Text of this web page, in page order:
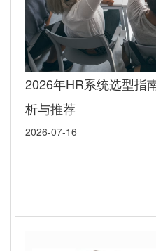
2026年HR系统选型指
析与推荐
2026-07-16